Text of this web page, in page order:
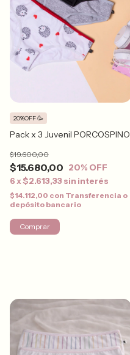
Pack x 3 Juvenil PORCOSPINO
$15.680,00
$19.600,00
20% OFF
6x$2.613,33 sin interés
20%OFF 🥳
$14.112,00 con Transferencia o
depósito bancario
Comprar